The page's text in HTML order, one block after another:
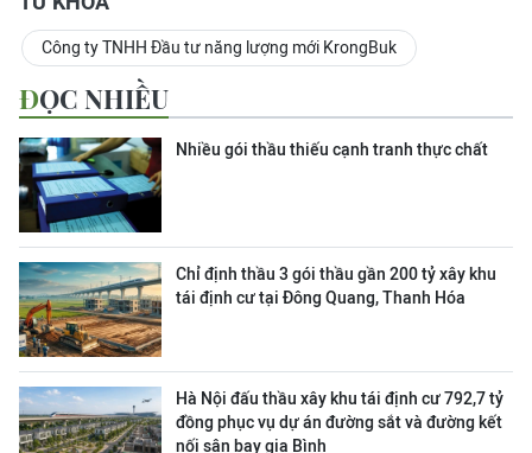
Công ty TNHH Đầu tư năng lượng mới KrongBuk
ĐỌC NHIỀU
Nhiều gói thầu thiếu cạnh tranh thực chất
Chỉ định thầu 3 gói thầu gần 200 tỷ xây khu
tái định cư tại Đông Quang, Thanh Hóa
Hà Nội đấu thầu xây khu tái định cư 792,7 tỷ
đồng phục vụ dự án đường sắt và đường kết
nối sân bay gia Bình